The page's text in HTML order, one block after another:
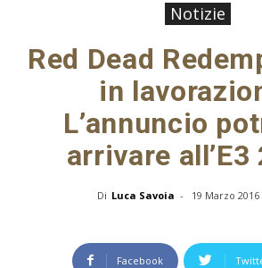
Notizie
Red Dead
in
L’annuncio
arrivare all’E3
Di Luca Savoia - 19 Marzo 2016
Facebook